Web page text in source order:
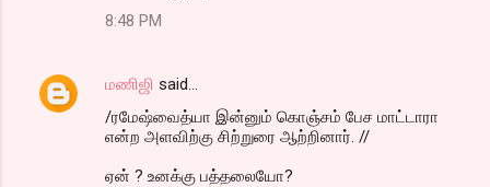
8:48 PM
மணிஜி said…
/ரமேஷ்வைத்யா இன்னும் கொஞ்சம் பேச மாட்டாரா
என்ற அளவிற்கு சிற்றுரை ஆற்றினார். //
ஏன் ? உனக்கு பத்தலையோ?